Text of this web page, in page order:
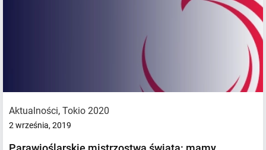
Aktualności, Tokio 2020
2 września, 2019